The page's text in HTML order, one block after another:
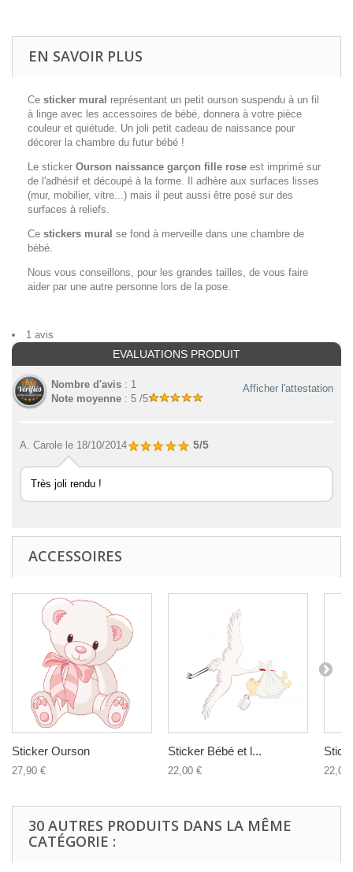
EN SAVOIR PLUS
Ce sticker mural représentant un petit ourson suspendu à un fil
à linge avec les accessoires de bébé, donnera à votre pièce
couleur et quiétude. Un joli petit cadeau de naissance pour
décorer la chambre du futur bébé !
Le sticker Ourson naissance garçon fille rose est imprimé sur
de l'adhésif et découpé à la forme. Il adhère aux surfaces lisses
(mur, mobilier, vitre...) mais il peut aussi être posé sur des
surfaces à reliefs.
Ce stickers mural se fond à merveille dans une chambre de
bébé.
Nous vous conseillons, pour les grandes tailles, de vous faire
aider par une autre personne lors de la pose.
1 avis
EVALUATIONS PRODUIT
Nombre d'avis : 1
Note moyenne : 5 /5
Afficher l'attestation
A. Carole le 18/10/2014 5/5
Très joli rendu !
ACCESSOIRES
Sticker Ourson
27,90 €
Sticker Bébé et l...
22,00 € 22,00
30 AUTRES PRODUITS DANS LA MÊME
CATÉGORIE :